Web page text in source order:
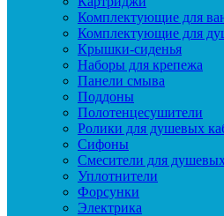
Комплектующие для
Комплектующие для
Крышки-сиденья
Наборы для крепежа
Панели смыва
Поддоны
Полотенцесушители
Ролики для душевых
Сифоны
Смесители для
Уплотнители
Форсунки
Электрика